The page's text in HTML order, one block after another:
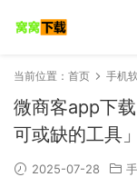
当前位置： 首页 手机
微商客app下
可或缺的工具
2025-07-28